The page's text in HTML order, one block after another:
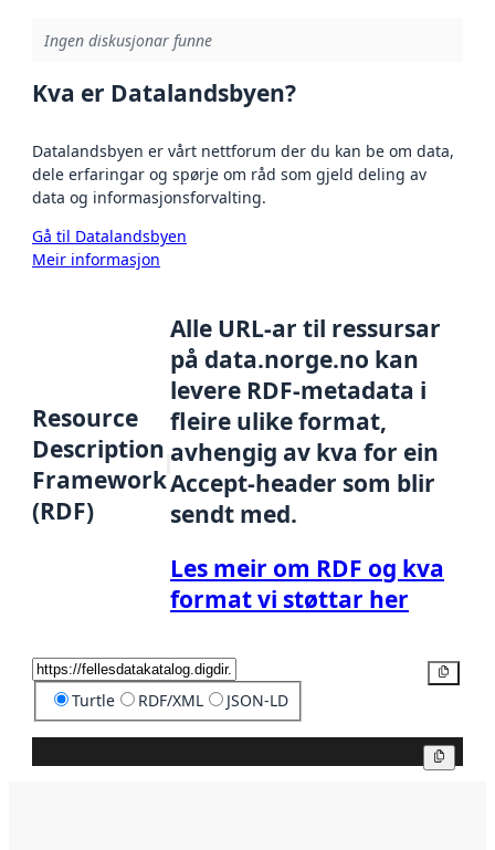
Ingen diskusjonar funne
Kva er Datalandsbyen?
Datalandsbyen er vårt nettforum der du kan be om data,
dele erfaringar og spørje om råd som gjeld deling av
data og informasjonsforvalting.
Gå til Datalandsbyen
Meir informasjon
Resource
Description
Framework
(RDF)
Alle URL-ar til ressursar
på data.norge.no kan
levere RDF-metadata i
fleire ulike format,
avhengig av kva for ein
Accept-header som blir
sendt med.
Les meir om RDF og kva
format vi støttar her
Turtle RDF/XML JSON-LD